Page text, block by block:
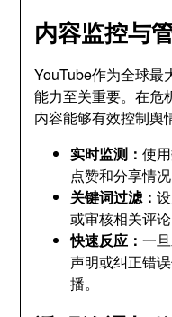
内容监控与
YouTube作为全球最
能力至关重要。在危
内容能够有效控制舆
实时监测：使
点赞和分享情
关键词过滤：
或审核相关评
快速反应：一
声明或纠正错
播。